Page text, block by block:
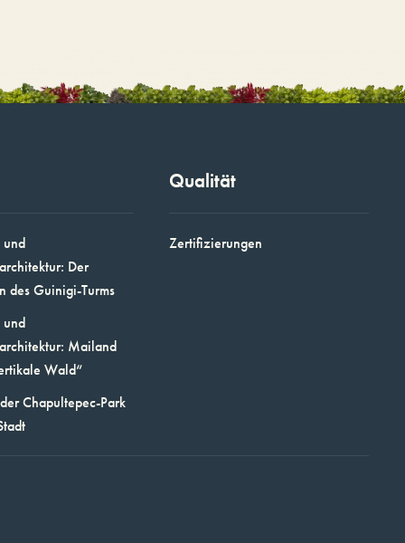
Der
des Guinigi-Turms
Mailand
Wald“
Chapultepec-Park
Qualität
Zertifizierungen